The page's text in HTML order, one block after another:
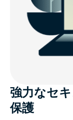
強力なセ
保護